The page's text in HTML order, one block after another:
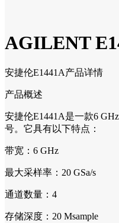
AGILENT
安捷伦E1441A产品详情
产品概述
安捷伦E1441A是一款6
号。它具有以下特点：
带宽：6 GHz
最大采样率：20 GSa/s
通道数量：4
存储深度：20 Msample